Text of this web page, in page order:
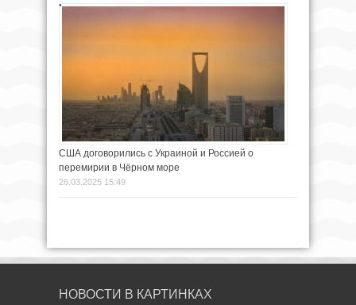
США договорились с Украиной и Россией о
перемирии в Чёрном море
26.03.2025 15:49
НОВОСТИ В КАРТИНКАХ